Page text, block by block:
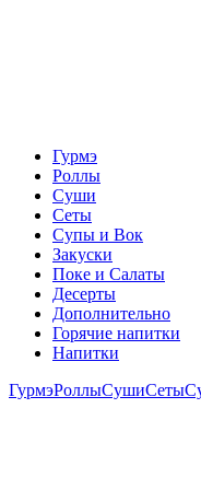
Гурмэ
Роллы
Суши
Сеты
Супы и Вок
Закуски
Поке и Салаты
Десерты
Дополнительно
Горячие напитки
Напитки
ГурмэРоллыСушиСеты